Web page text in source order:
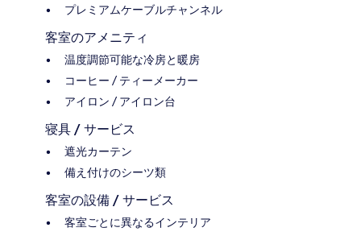
プレミアムケーブルチャンネル
客室のアメニティ
温度調節可能な冷房と暖房
コーヒー / ティーメーカー
アイロン / アイロン台
寝具 / サービス
遮光カーテン
備え付けのシーツ類
客室の設備 / サービス
客室ごとに異なるインテリア